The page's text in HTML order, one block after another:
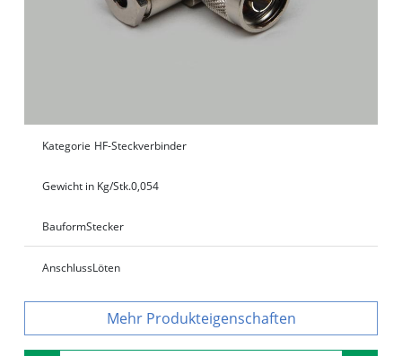
Kategorie HF-Steckverbinder
Gewicht in Kg/Stk.0,054
BauformStecker
AnschlussLöten
Produkteigenschaften